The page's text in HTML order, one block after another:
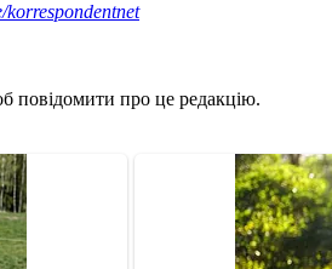
korrespondentnet
повідомити про це редакцію.